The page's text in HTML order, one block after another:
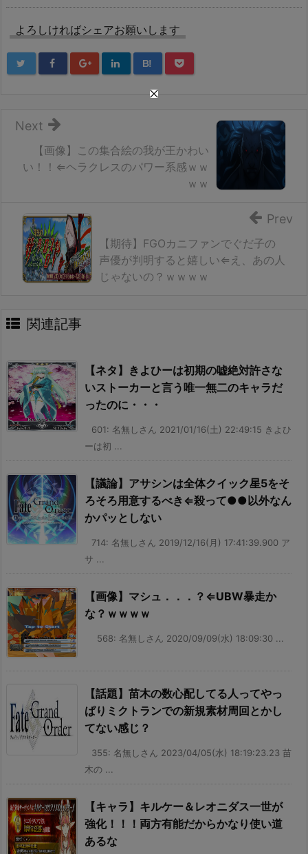
よろしければシェアお願いします
B!
【画像】この集合絵の我が王かわい
い！！⇐ヘラクレスのパワー系感ｗｗ
ｗｗ
Next
【期待】FGOカニファンでぐだ子の
声優が判明すると嬉しい⇐え、あの人
じゃないの？ｗｗｗｗ
Prev
関連記事
【ネタ】きよひーは初期の嘘絶対許さな
いストーカーと言う唯一無二のキャラだ
ったのに・・・
601: 名無しさん 2021/01/16(土) 22:49:15 きよひ
ーは初 ...
【議論】アサシンは全体クイック星5をそ
ろそろ用意するべき⇐殺って●●以外なん
かパッとしない
714: 名無しさん 2019/12/16(月) 17:41:39.900 ア
サ ...
【画像】マシュ．．．？⇐UBW暴走か
な？ｗｗｗｗ
568: 名無しさん 2020/09/09(水) 18:09:30 ...
【話題】苗木の数心配してる人ってやっ
ぱりミクトランでの新規素材周回とかし
てない感じ？
355: 名無しさん 2023/04/05(水) 18:19:23.23 苗
木の ...
【キャラ】キルケー＆レオニダス一世が
強化！！！両方有能だからかなり使い道
あるな